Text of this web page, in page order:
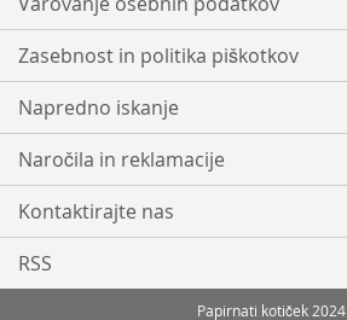
Zasebnost in politika piškotkov
Napredno iskanje
Naročila in reklamacije
Kontaktirajte nas
RSS
Papirnati kotiček 2024